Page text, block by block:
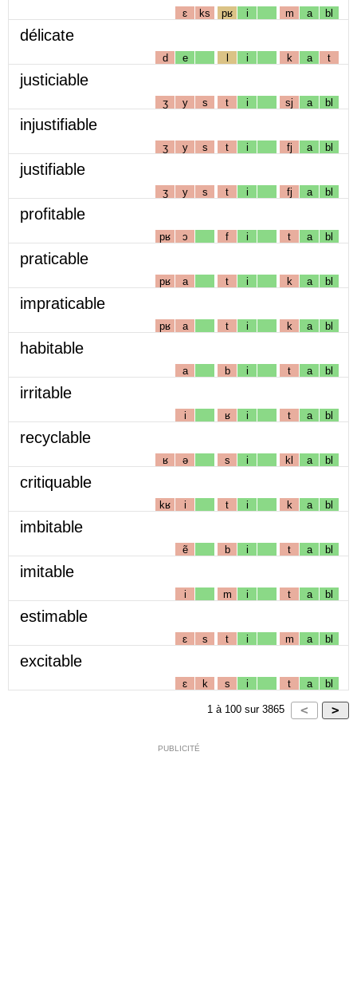
ɛ ks pʁ i m a bl
délicate
d e l i k a t
justiciable
ʒ y s t i sj a bl
injustifiable
ʒ y s t i fj a bl
justifiable
ʒ y s t i fj a bl
profitable
pʁ ɔ f i t a bl
praticable
pʁ a t i k a bl
impraticable
pʁ a t i k a bl
habitable
a b i t a bl
irritable
i ʁ i t a bl
recyclable
ʁ ə s i kl a bl
critiquable
kʁ i t i k a bl
imbitable
ẽ b i t a bl
imitable
i m i t a bl
estimable
ɛ s t i m a bl
excitable
ɛ k s i t a bl
1 à 100 sur 3865
PUBLICITÉ